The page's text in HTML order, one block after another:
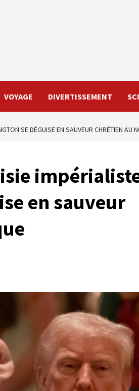
VOYAGE DIVERTISSEMENT
SE DÉGUISE EN SAUVEUR CHRÉTIEN AU
en sauveur